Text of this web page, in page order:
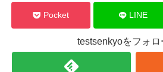
Pocket LINE
testsenkyoをフォロ